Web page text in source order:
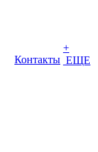
Контакты
+
ЕЩЕ